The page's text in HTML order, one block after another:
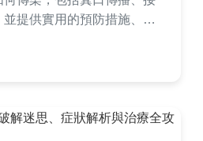
提供實用的預防措施、症
。